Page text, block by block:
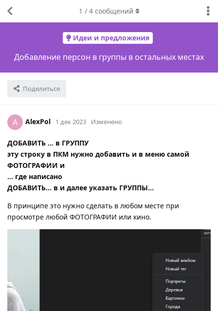
Идеи и предложения
Добавление персон в группы в остальных местах
Поделиться
1 / 4сообщений
A AlexPol 1 дек 2023 Изменено
ДОБАВИТЬ … в ГРУППУ
эту строку в ПКМ нужно добавить и в меню самой
ФОТОГРАФИИ и
… где написано
ДОБАВИТЬ… в и далее указать ГРУППЫ…
В принципе это нужно сделать в любом месте при
просмотре любой ФОТОГРАФИИ или кино.